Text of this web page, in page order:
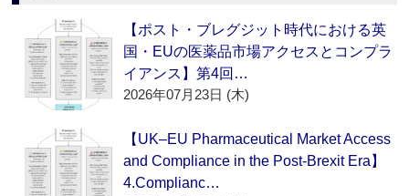
【ポスト・ブレグジット時代における英
国・EUの医薬品市場アクセスとコンプラ
イアンス】第4回…
2026年07月23日 (木)
【UK–EU Pharmaceutical Market Access
and Compliance in the Post-Brexit Era】
4.Complianc…